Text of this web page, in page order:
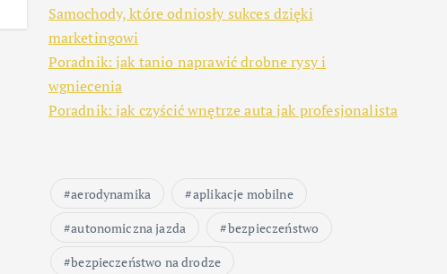
Samochody, które odniosły sukces dzięki
marketingowi
Poradnik: jak tanio naprawić drobne rysy i
wgniecenia
Poradnik: jak czyścić wnętrze auta jak profesjonalista
aerodynamika
aplikacje mobilne
autonomiczna jazda
bezpieczeństwo
bezpieczeństwo na drodze